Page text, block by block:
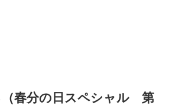
（春分の日スペシャル 第